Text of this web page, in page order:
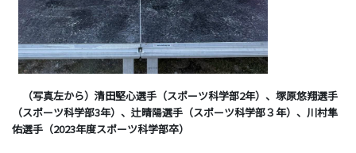
（写真左から）清田堅心選手（スポーツ科学部2年）、塚原悠翔選手
（スポーツ科学部3年）、辻晴陽選手（スポーツ科学部３年）、川村隼
佑選手（2023年度スポーツ科学部卒）